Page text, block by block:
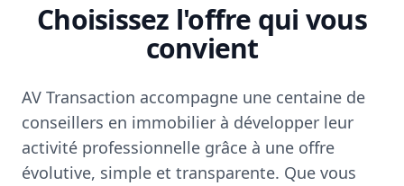
Choisissez l'offre qui vous
convient
AV Transaction accompagne une centaine de
conseillers en immobilier à développer leur
activité professionnelle grâce à une offre
évolutive, simple et transparente. Que vous